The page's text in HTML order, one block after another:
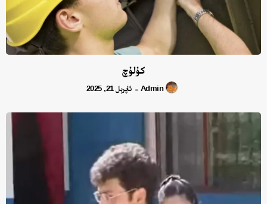
كۇلۇچ
Admin
- ئاپرېل 21, 2025